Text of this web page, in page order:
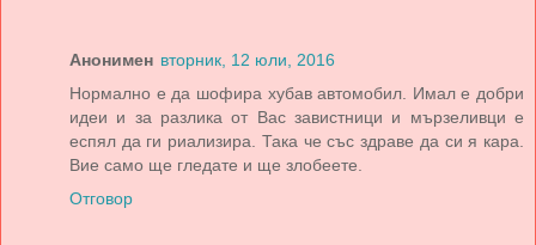
Анонимен вторник, 12 юли, 2016
Нормално е да шофира хубав автомобил. Имал е добри
идеи и за разлика от Вас завистници и мързеливци е
еспял да ги риализира. Така че със здраве да си я кара.
Вие само ще гледате и ще злобеете.
Отговор